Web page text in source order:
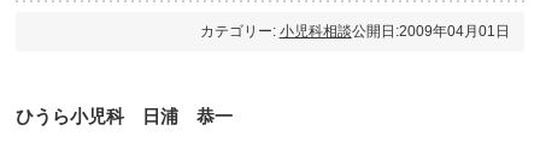
カテゴリー: 小児科相談公開日:2009年04月01日
ひうら小児科 日浦 恭一